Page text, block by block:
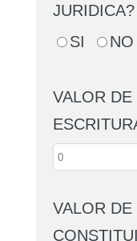
JURIDICA?
SI
NO
VALOR DE
VALOR